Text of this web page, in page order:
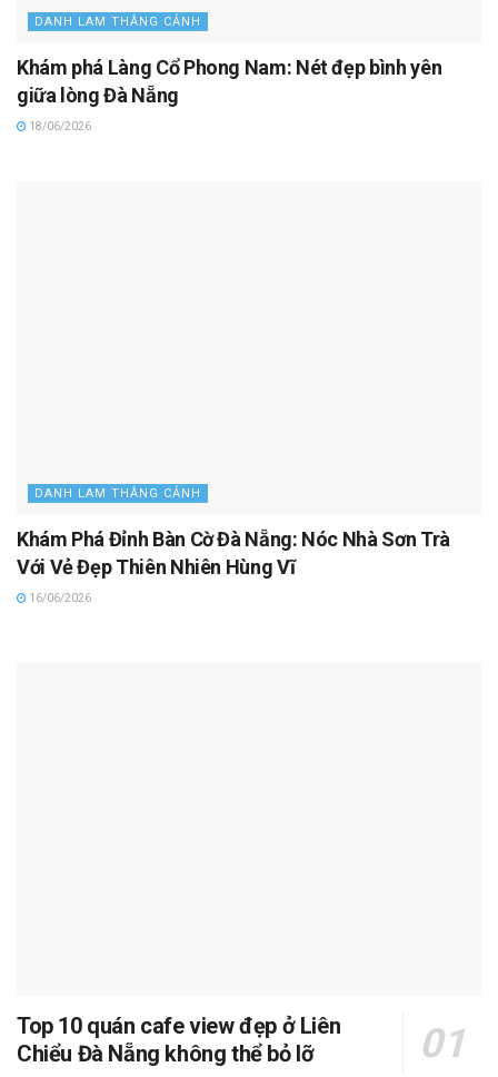
DANH LAM THẮNG CẢNH
Khám phá Làng Cổ Phong Nam: Nét đẹp bình yên
giữa lòng Đà Nẵng
18/06/2026
DANH LAM THẮNG CẢNH
Khám Phá Đỉnh Bàn Cờ Đà Nẵng: Nóc Nhà Sơn Trà
Với Vẻ Đẹp Thiên Nhiên Hùng Vĩ
16/06/2026
Top 10 quán cafe view đẹp ở Liên
Chiểu Đà Nẵng không thể bỏ lỡ